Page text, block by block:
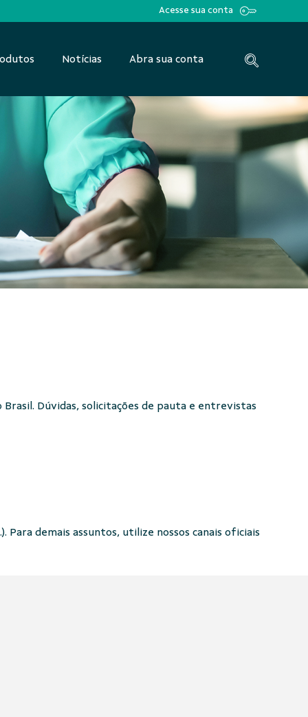
Acesse sua conta
Notícias Abra sua conta
Dúvidas, solicitações de pauta e entrevistas
Para demais assuntos, utilize nossos canais oficiais